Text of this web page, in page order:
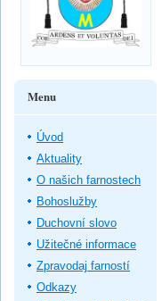
Menu
Úvod
Aktuality
O našich farnostech
Bohoslužby
Duchovní slovo
Užitečné informace
Zpravodaj farností
Odkazy